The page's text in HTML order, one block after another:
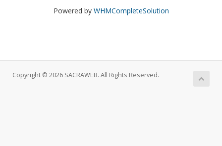
Powered by WHMCompleteSolution
Copyright © 2026 SACRAWEB. All Rights Reserved.